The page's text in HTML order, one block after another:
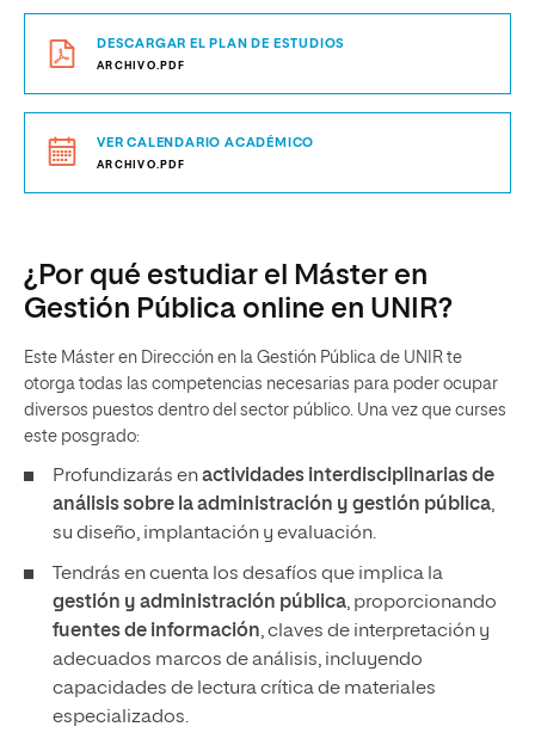
DESCARGAR EL PLAN DE ESTUDIOS
ARCHIVO.PDF
VER CALENDARIO ACADÉMICO
ARCHIVO.PDF
¿Por qué estudiar el Máster en
Gestión Pública online en UNIR?
Este Máster en Dirección en la Gestión Pública de UNIR te
otorga todas las competencias necesarias para poder ocupar
diversos puestos dentro del sector público. Una vez que curses
este posgrado:
Profundizarás enactividades interdisciplinarias de
análisis sobre la administración y gestión pública,
su diseño, implantación y evaluación.
Tendrás en cuenta los desafíos que implica la
gestión y administración pública, proporcionando
fuentes de información, claves de interpretación y
adecuados marcos de análisis, incluyendo
capacidades de lectura crítica de materiales
especializados.